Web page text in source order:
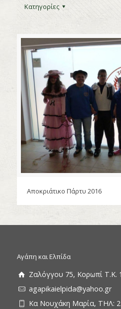
Κατηγορίες
Αποκριάτικο Πάρτυ 2016
Αγάπη και Ελπίδα
Ζαλόγγου 75, Κορωπί Τ.Κ.
agapikaielpida@yahoo.gr
Κα Νουχάκη Μαρία, ΤΗΛ: